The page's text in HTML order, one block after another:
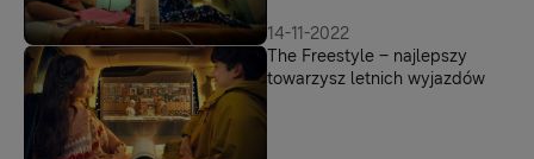
14-11-2022
The Freestyle – najlepszy
towarzysz letnich wyjazdów